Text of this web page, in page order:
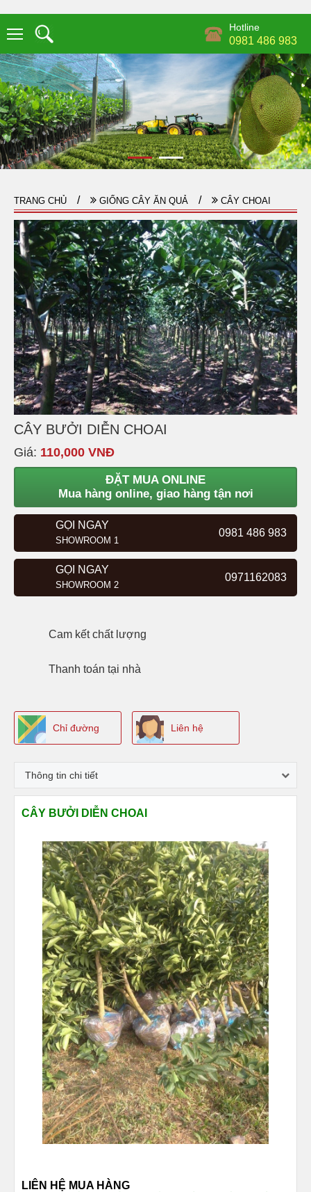
Hotline
0981 486 983
TRANG CHỦ GIỐNG CÂY ĂN QUẢ CÂY CHOAI
CÂY BƯỞI DIỄN CHOAI
Giá: 110,000 VNĐ
ĐẶT MUA ONLINE
Mua hàng online, giao hàng tận nơi
GỌI NGAY
SHOWROOM 1
0981 486 983
GỌI NGAY
SHOWROOM 2
0971162083
Cam kếtchất lượng
Thanh toán tại nhà
Chỉ đường Liên hệ
Thông tin chi tiết
CÂY BƯỞI DIỄN CHOAI
LIÊN HỆ MUA HÀNG